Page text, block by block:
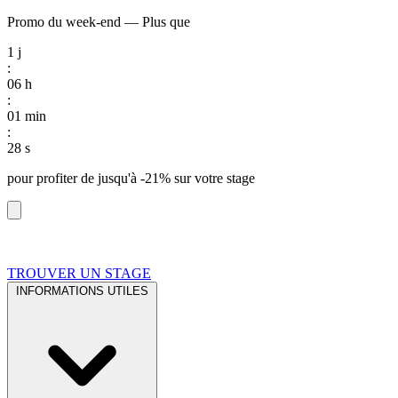
Promo du week-end — Plus que
1 j
:
06 h
:
01 min
:
27 s
pour profiter de jusqu'à -21% sur votre stage
TROUVER UN STAGE
INFORMATIONS UTILES